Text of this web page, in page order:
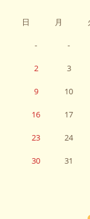
日 月
- -
2 3
9 10
16 17
23 24
30 31